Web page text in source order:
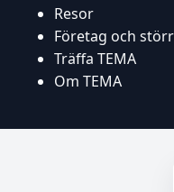
Resor
Företag och
Träffa TEMA
Om TEMA